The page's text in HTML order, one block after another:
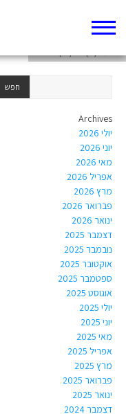
Archives
יולי 2026
יוני 2026
מאי 2026
אפריל 2026
מרץ 2026
פברואר 2026
ינואר 2026
דצמבר 2025
נובמבר 2025
אוקטובר 2025
ספטמבר 2025
אוגוסט 2025
יולי 2025
יוני 2025
מאי 2025
אפריל 2025
מרץ 2025
פברואר 2025
ינואר 2025
דצמבר 2024